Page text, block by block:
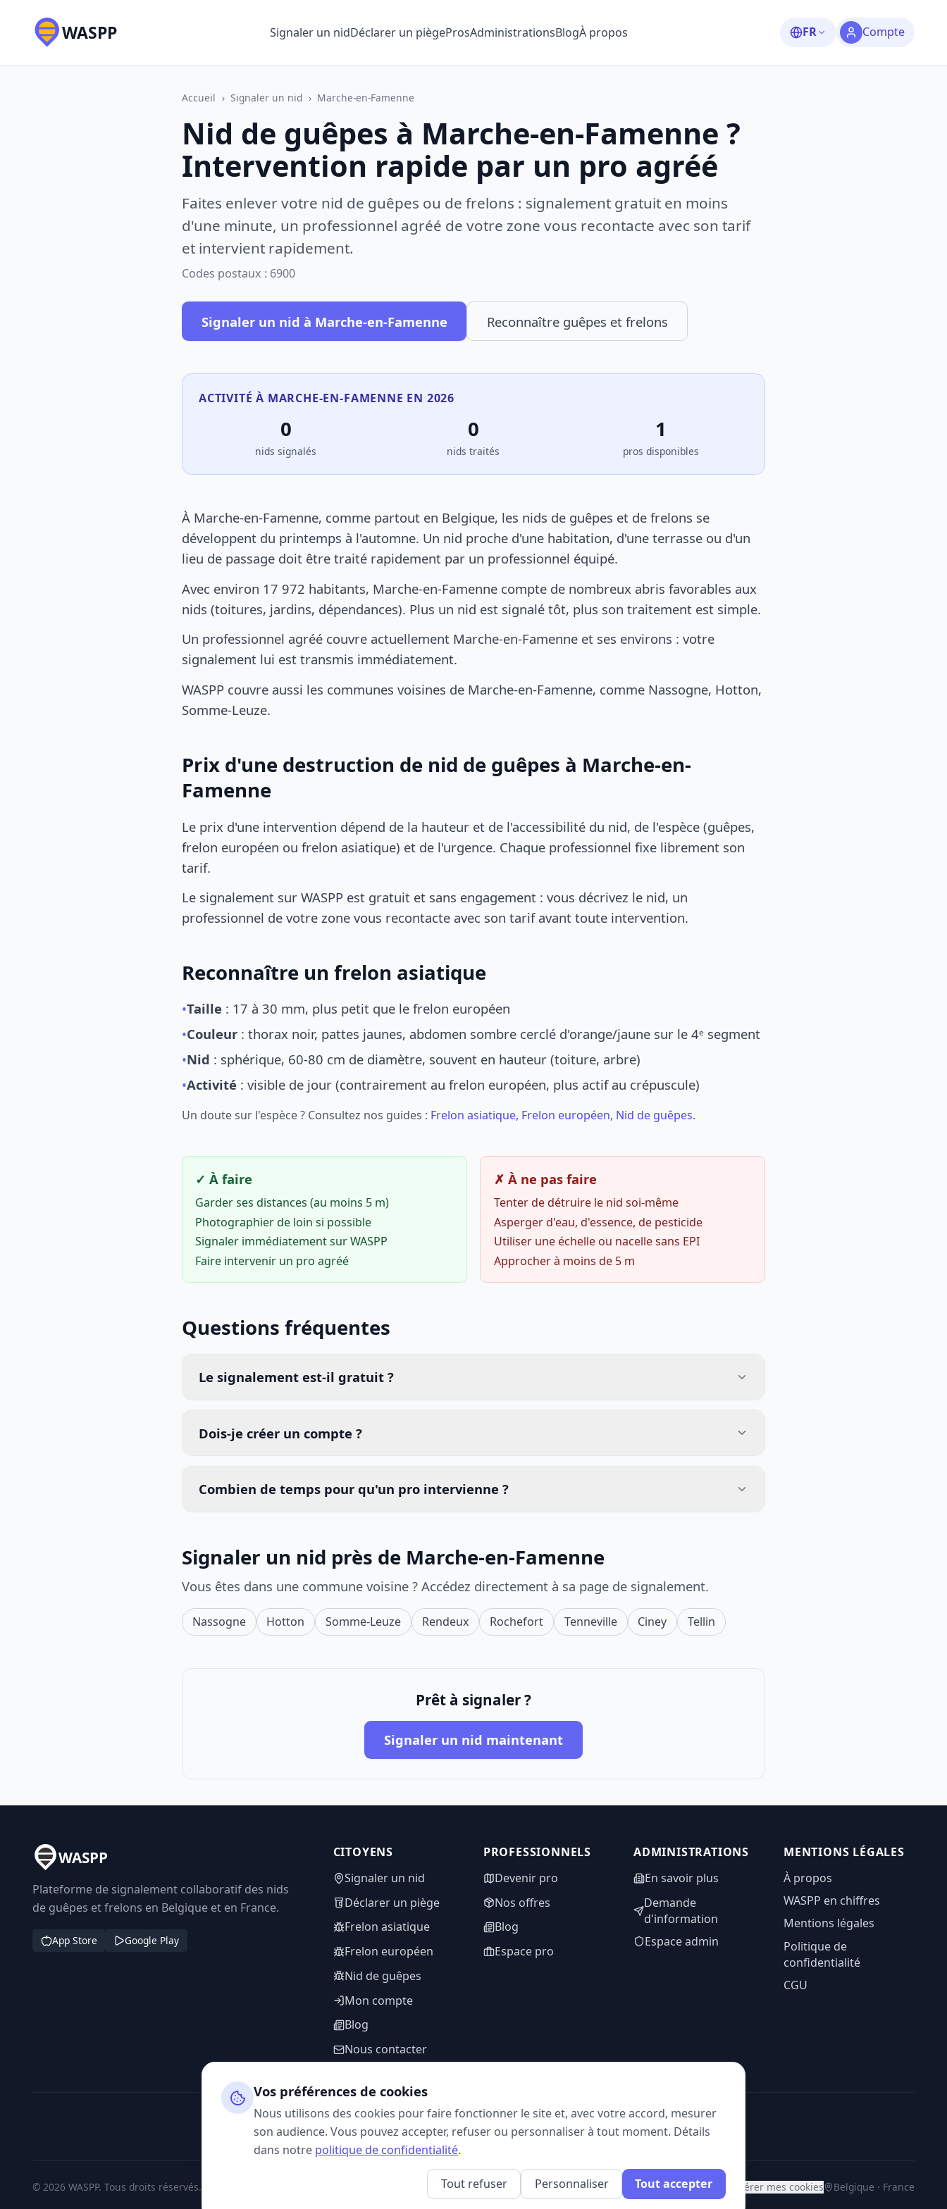
WASPP Signaler un nidDéclarer un piègeProsAdministrationsBlogÀ propos FR Compte
Accueil › Signaler un nid › Marche-en-Famenne
Nid de guêpes à Marche-en-Famenne ?
Intervention rapide par un pro agréé
Faites enlever votre nid de guêpes ou de frelons : signalement gratuit en moins
d'une minute, un professionnel agréé de votre zone vous recontacte avec son tarif
et intervient rapidement.
Codes postaux : 6900
Signaler un nid à Marche-en-Famenne Reconnaître guêpes et frelons
ACTIVITÉ À MARCHE-EN-FAMENNE EN 2026
0
nids signalés
0
nids traités
1
pros disponibles
À Marche-en-Famenne, comme partout en Belgique, les nids de guêpes et de frelons se
développent du printemps à l'automne. Un nid proche d'une habitation, d'une terrasse ou d'un
lieu de passage doit être traité rapidement par un professionnel équipé.
Avec environ 17 972 habitants, Marche-en-Famenne compte de nombreux abris favorables aux
nids (toitures, jardins, dépendances). Plus un nid est signalé tôt, plus son traitement est simple.
Un professionnel agréé couvre actuellement Marche-en-Famenne et ses environs : votre
signalement lui est transmis immédiatement.
WASPP couvre aussi les communes voisines de Marche-en-Famenne, comme Nassogne, Hotton,
Somme-Leuze.
Prix d'une destruction de nid de guêpes à Marche-en-
Famenne
Le prix d'une intervention dépend de la hauteur et de l'accessibilité du nid, de l'espèce (guêpes,
frelon européen ou frelon asiatique) et de l'urgence. Chaque professionnel fixe librement son
tarif.
Le signalement sur WASPP est gratuit et sans engagement : vous décrivez le nid, un
professionnel de votre zone vous recontacte avec son tarif avant toute intervention.
Reconnaître un frelon asiatique
•Taille : 17 à 30 mm, plus petit que le frelon européen
•Couleur : thorax noir, pattes jaunes, abdomen sombre cerclé d'orange/jaune sur le 4ᵉ segment
•Nid : sphérique, 60-80 cm de diamètre, souvent en hauteur (toiture, arbre)
•Activité : visible de jour (contrairement au frelon européen, plus actif au crépuscule)
Un doute sur l'espèce ? Consultez nos guides : Frelon asiatique, Frelon européen, Nid de guêpes.
✓ À faire
Garder ses distances (au moins 5 m)
Photographier de loin si possible
Signaler immédiatement sur WASPP
Faire intervenir un pro agréé
✗ À ne pas faire
Tenter de détruire le nid soi-même
Asperger d'eau, d'essence, de pesticide
Utiliser une échelle ou nacelle sans EPI
Approcher à moins de 5 m
Questions fréquentes
Le signalement est-il gratuit ?
Dois-je créer un compte ?
Combien de temps pour qu'un pro intervienne ?
Signaler un nid près de Marche-en-Famenne
Vous êtes dans une commune voisine ? Accédez directement à sa page de signalement.
Nassogne Hotton Somme-Leuze Rendeux Rochefort Tenneville Ciney Tellin
Prêt à signaler ?
Signaler un nid maintenant
WASPP
Plateforme de signalement collaboratif des nids
de guêpes et frelons en Belgique et en France.
App Store Google Play
CITOYENS
Signaler un nid
Déclarer un piège
Frelon asiatique
Frelon européen
Nid de guêpes
Mon compte
Blog
Nous contacter
PROFESSIONNELS
Devenir pro
Nos offres
Blog
Espace pro
ADMINISTRATIONS
En savoir plus
Demande
d'information
Espace admin
MENTIONS LÉGALES
À propos
WASPP en chiffres
Mentions légales
Politique de
confidentialité
CGU
SUIVEZ-NOUS
© 2026 WASPP. Tous droits réservés. Gérer mes cookies Belgique · France
Vos préférences de cookies
Nous utilisons des cookies pour faire fonctionner le site et, avec votre accord, mesurer
son audience. Vous pouvez accepter, refuser ou personnaliser à tout moment. Détails
dans notre politique de confidentialité.
Tout refuser Personnaliser Tout accepter